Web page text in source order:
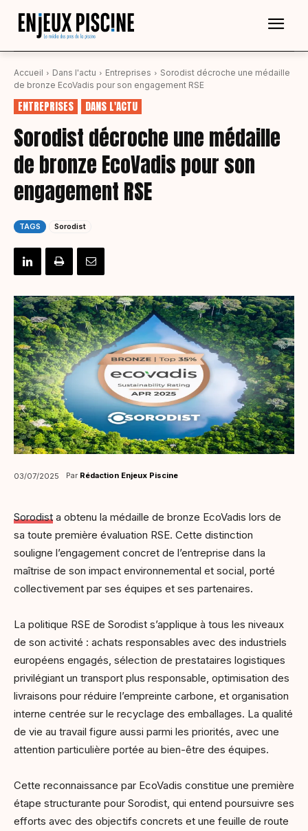
Accueil Dans l'actu Entreprises
Sorodist décroche une médaille
de bronze EcoVadis pour son engagement RSE
ENTREPRISES DANS L'ACTU
Sorodist décroche une médaille
de bronze EcoVadis pour son
engagement RSE
TAGS Sorodist
03/07/2025 Par Rédaction Enjeux Piscine
Sorodist a obtenu la médaille de bronze EcoVadis lors de
sa toute première évaluation RSE. Cette distinction
souligne l’engagement concret de l’entreprise dans la
maîtrise de son impact environnemental et social, porté
collectivement par ses équipes et ses partenaires.
La politique RSE de Sorodist s’applique à tous les niveaux
de son activité : achats responsables avec des industriels
européens engagés, sélection de prestataires logistiques
privilégiant un transport plus responsable, optimisation des
livraisons pour réduire l’empreinte carbone, et organisation
interne centrée sur le recyclage des emballages. La qualité
de vie au travail figure aussi parmi les priorités, avec une
attention particulière portée au bien-être des équipes.
Cette reconnaissance par EcoVadis constitue une première
étape structurante pour Sorodist, qui entend poursuivre ses
efforts avec des objectifs concrets et une feuille de route